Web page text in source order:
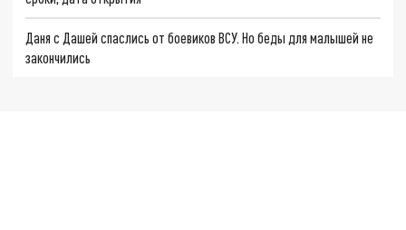
Даня с Дашей спаслись от боевиков ВСУ. Но беды для малышей не
закончились